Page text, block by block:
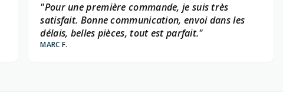
"Pour une première commande, je suis très
satisfait. Bonne communication, envoi dans les
délais, belles pièces, tout est parfait."
MARC F.